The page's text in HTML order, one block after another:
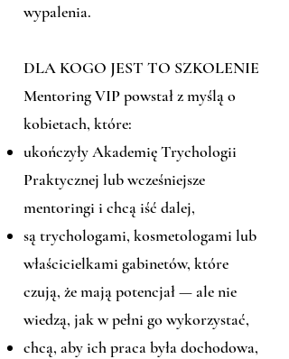
wypalenia.
DLA KOGO JEST TO SZKOLENIE
Mentoring VIP powstał z myślą o
kobietach, które:
ukończyły Akademię Trychologii
Praktycznej lub wcześniejsze
mentoringi i chcą iść dalej,
są trychologami, kosmetologami lub
właścicielkami gabinetów, które
czują, że mają potencjał — ale nie
wiedzą, jak w pełni go wykorzystać,
chcą, aby ich praca była dochodowa,